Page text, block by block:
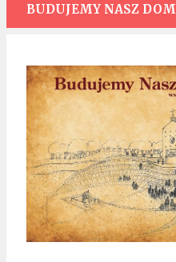
BUDUJEMY NASZ DOM